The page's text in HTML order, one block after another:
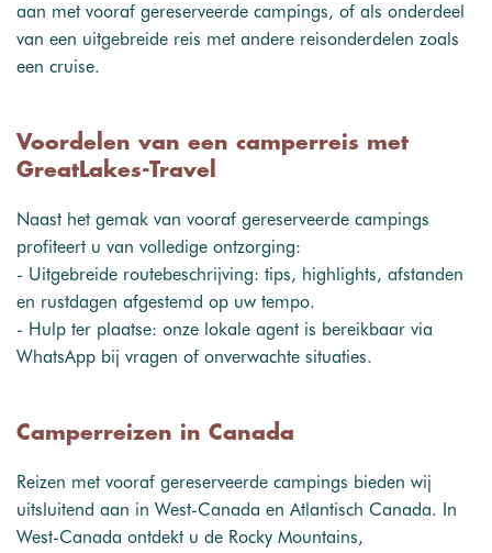
aan met vooraf gereserveerde campings, of als onderdeel
van een uitgebreide reis met andere reisonderdelen zoals
een cruise.
Voordelen van een camperreis met
GreatLakes-Travel
Naast het gemak van vooraf gereserveerde campings
profiteert u van volledige ontzorging:
- Uitgebreide routebeschrijving: tips, highlights, afstanden
en rustdagen afgestemd op uw tempo.
- Hulp ter plaatse: onze lokale agent is bereikbaar via
WhatsApp bij vragen of onverwachte situaties.
Camperreizen in Canada
Reizen met vooraf gereserveerde campings bieden wij
uitsluitend aan in West-Canada en Atlantisch Canada. In
West-Canada ontdekt u de Rocky Mountains,